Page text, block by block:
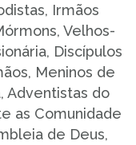
Irmãos
Velhos-
Discípulos
Meninos de
Adventistas do
as Comunidade
de Deus,